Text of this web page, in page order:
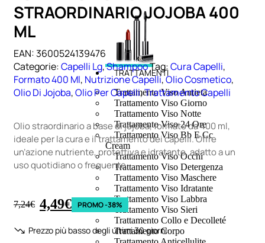
TRATTAMENTI
Trattamento Viso Antieta
Trattamento Viso Giorno
Trattamento Viso Notte
Trattamento Viso 24 Ore
Trattamento Viso Bb E Cc
Cream
Trattamento Viso Occhi
Trattamento Viso Detergenza
Trattamento Viso Maschere
Trattamento Viso Idratante
Trattamento Viso Labbra
Trattamento Viso Sieri
Trattamento Collo e Decolleté
Trattamento Corpo
STRAORDINARIO JOJOBA 400
ML
EAN:3600524139476
Categorie:Capelli Lg,ShampooTag:Cura Capelli,
Formato 400 Ml, Nutrizione Capelli,Olio Cosmetico,
Olio Di Jojoba,Olio Per Capelli,Trattamento Capelli
Olio straordinario a base di jojoba, formato da 400 ml,
ideale per la cura e il trattamento dei capelli. Offre
un’azione nutriente, protettiva e idratante, adatto a un
uso quotidiano o frequente.
7,24€ 4,49€ PROMO -38%
Prezzo più basso degli ultimi 30 giorni: